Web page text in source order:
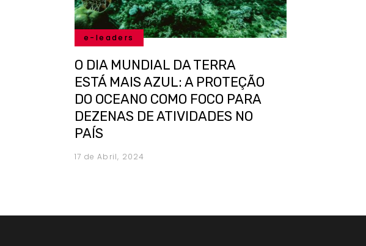
e-leaders
O DIA MUNDIAL DA TERRA
ESTÁ MAIS AZUL: A PROTEÇÃO
DO OCEANO COMO FOCO PARA
DEZENAS DE ATIVIDADES NO
PAÍS
17 de Abril, 2024